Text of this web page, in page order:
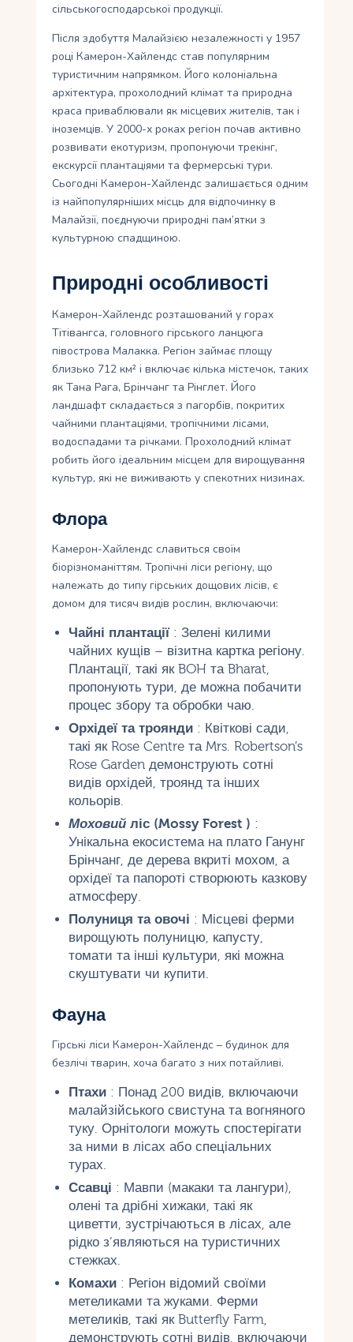
сільськогосподарської продукції.
Після здобуття Малайзією незалежності у 1957
році Камерон-Хайлендс став популярним
туристичним напрямком. Його колоніальна
архітектура, прохолодний клімат та природна
краса приваблювали як місцевих жителів, так і
іноземців. У 2000-х роках регіон почав активно
розвивати екотуризм, пропонуючи трекінг,
екскурсії плантаціями та фермерські тури.
Сьогодні Камерон-Хайлендс залишається одним
із найпопулярніших місць для відпочинку в
Малайзії, поєднуючи природні пам’ятки з
культурною спадщиною.
Природні особливості
Камерон-Хайлендс розташований у горах
Тітівангса, головного гірського ланцюга
півострова Малакка. Регіон займає площу
близько 712 км² і включає кілька містечок, таких
як Тана Рага, Брінчанг та Рінглет. Його
ландшафт складається з пагорбів, покритих
чайними плантаціями, тропічними лісами,
водоспадами та річками. Прохолодний клімат
робить його ідеальним місцем для вирощування
культур, які не виживають у спекотних низинах.
Флора
Камерон-Хайлендс славиться своїм
біорізноманіттям. Тропічні ліси регіону, що
належать до типу гірських дощових лісів, є
домом для тисяч видів рослин, включаючи:
Чайні плантації: Зелені килими
чайних кущів – візитна картка регіону.
Плантації, такі як BOH та Bharat,
пропонують тури, де можна побачити
процес збору та обробки чаю.
Орхідеї та троянди: Квіткові сади,
такі як Rose Centre та Mrs. Robertson’s
Rose Garden демонструють сотні
видів орхідей, троянд та інших
кольорів.
Моховийліс (Mossy Forest ) :
Унікальна екосистема на плато Ганунг
Брінчанг, де дерева вкриті мохом, а
орхідеї та папороті створюють казкову
атмосферу.
Полуниця та овочі : Місцеві ферми
вирощують полуницю, капусту,
томати та інші культури, які можна
скуштувати чи купити.
Фауна
Гірські ліси Камерон-Хайлендс – будинок для
безлічі тварин, хоча багато з них потайливі.
Птахи: Понад 200 видів, включаючи
малайзійського свистуна та вогняного
туку. Орнітологи можуть спостерігати
за ними в лісах або спеціальних
турах.
Ссавці : Мавпи (макаки та лангури),
олені та дрібні хижаки, такі як
циветти, зустрічаються в лісах, але
рідко з’являються на туристичних
стежках.
Комахи: Регіон відомий своїми
метеликами та жуками. Ферми
метеликів, такі як Butterfly Farm,
демонструють сотні видів, включаючи